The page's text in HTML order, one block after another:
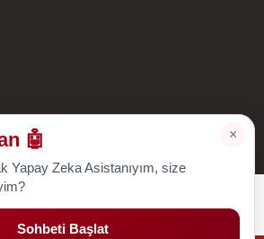
×
🤖
Yapay Zeka Asistanıyım, size
Sohbeti Başlat